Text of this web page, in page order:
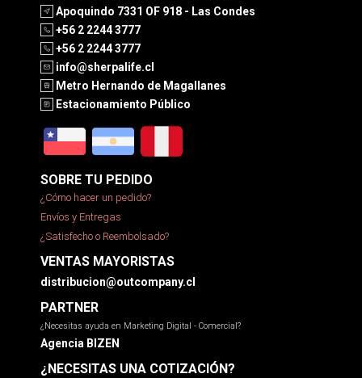
Apoquindo 7331 OF 918 - Las Condes
+56 2 2244 3777
+56 2 2244 3777
info@sherpalife.cl
Metro Hernando de Magallanes
Estacionamiento Público
SOBRE TU PEDIDO
¿Cómo hacer un pedido?
Envíos y Entregas
¿Satisfecho o Reembolsado?
VENTAS MAYORISTAS
distribucion@outcompany.cl
PARTNER
¿Necesitas ayuda en Marketing Digital - Comercial?
Agencia BIZEN
¿NECESITAS UNA COTIZACIÓN?